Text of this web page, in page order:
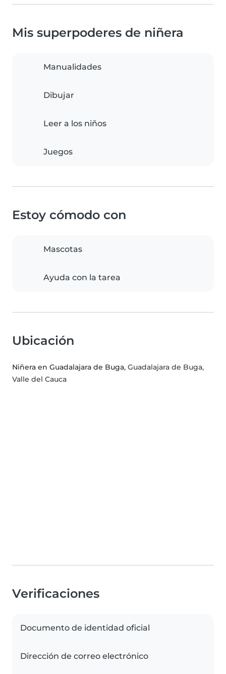
Mis superpoderes de niñera
Manualidades
Dibujar
Leer a los niños
Juegos
Estoy cómodo con
Mascotas
Ayuda con la tarea
Ubicación
Niñera en Guadalajara de Buga, Guadalajara de Buga,
Valle del Cauca
Verificaciones
Documento de identidad oficial
Dirección de correo electrónico